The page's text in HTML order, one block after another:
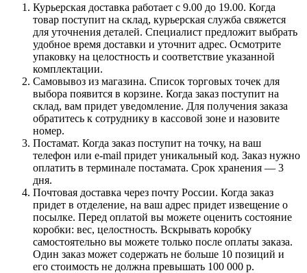
Курьерская доставка работает с 9.00 до 19.00. Когда
товар поступит на склад, курьерская служба свяжется
для уточнения деталей. Специалист предложит выбрать
удобное время доставки и уточнит адрес. Осмотрите
упаковку на целостность и соответствие указанной
комплектации.
Самовывоз из магазина. Список торговых точек для
выбора появится в корзине. Когда заказ поступит на
склад, вам придет уведомление. Для получения заказа
обратитесь к сотруднику в кассовой зоне и назовите
номер.
Постамат. Когда заказ поступит на точку, на ваш
телефон или e-mail придет уникальный код. Заказ нужно
оплатить в терминале постамата. Срок хранения — 3
дня.
Почтовая доставка через почту России. Когда заказ
придет в отделение, на ваш адрес придет извещение о
посылке. Перед оплатой вы можете оценить состояние
коробки: вес, целостность. Вскрывать коробку
самостоятельно вы можете только после оплаты заказа.
Один заказ может содержать не больше 10 позиций и
его стоимость не должна превышать 100 000 р.